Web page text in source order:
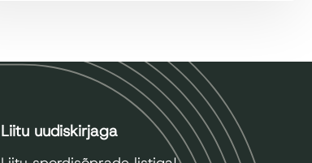
Liitu uudiskirjaga